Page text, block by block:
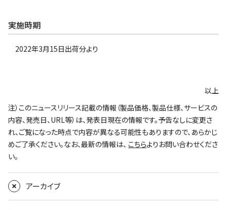
実施時期
2022年3月15日出荷分より
以上
注）このニュースリリース記載の情報（製品価格、製品仕様、サービスの
内容、発売日、URL等）は、発表日現在の情報です。予告なしに変更さ
れ、ご覧になった時点で内容が異なる可能性もありますので、あらかじ
めご了承ください。なお、最新の情報は、 こちらよりお問い合わせくださ
い。
アーカイブ